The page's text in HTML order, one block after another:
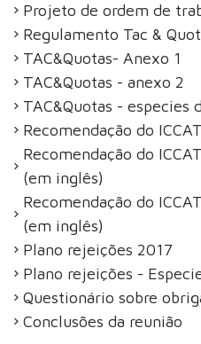
Projeto de ordem de
Regulamento Tac &
TAC&Quotas- Anexo 1
TAC&Quotas - anexo 2
TAC&Quotas - especies
Recomendação do
Recomendação do
(em inglês)
Recomendação do
(em inglês)
Plano rejeições 2017
Plano rejeições -
Questionário sobre
Conclusões da reunião